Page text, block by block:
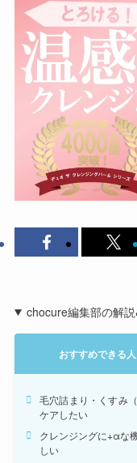
chocure編集部の解
おすすめできる人
毛穴詰まり・くすみ
ケアしたい
クレンジングに+αな
しい